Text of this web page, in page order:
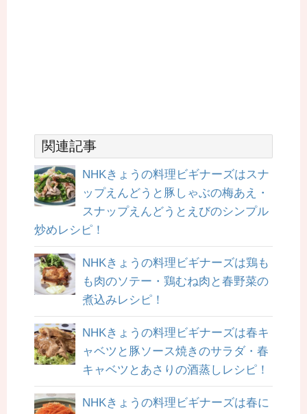
関連記事
NHKきょうの料理ビギナーズはスナ
ップえんどうと豚しゃぶの梅あえ・
スナップえんどうとえびのシンプル
炒めレシピ！
NHKきょうの料理ビギナーズは鶏も
も肉のソテー・鶏むね肉と春野菜の
煮込みレシピ！
NHKきょうの料理ビギナーズは春キ
ャベツと豚ソース焼きのサラダ・春
キャベツとあさりの酒蒸しレシピ！
NHKきょうの料理ビギナーズは春に